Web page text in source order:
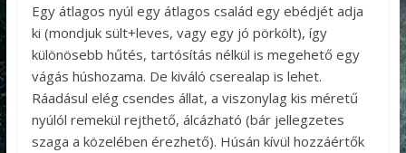
Egy átlagos nyúl egy átlagos család egy ebédjét adja
ki (mondjuk sült+leves, vagy egy jó pörkölt), így
különösebb hűtés, tartósítás nélkül is megehető egy
vágás húshozama. De kiváló cserealap is lehet.
Ráadásul elég csendes állat, a viszonylag kis méretű
nyúlól remekül rejthető, álcázható (bár jellegzetes
szaga a közelében érezhető). Húsán kívül hozzáértők